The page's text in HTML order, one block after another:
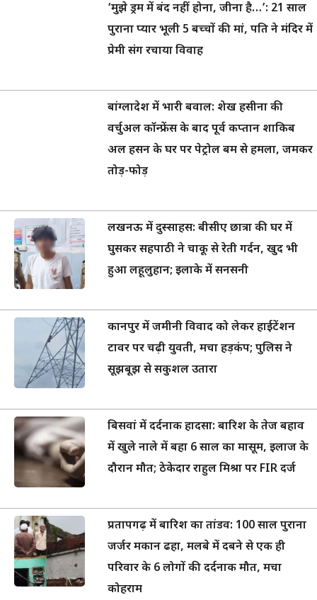
‘मुझे ड्रम में बंद नहीं होना, जीना है…’: 21 साल
पुराना प्यार भूली 5 बच्चों की मां, पति ने मंदिर में
प्रेमी संग रचाया विवाह
बांग्लादेश में भारी बवाल: शेख हसीना की
वर्चुअल कॉन्फ्रेंस के बाद पूर्व कप्तान शाकिब
अल हसन के घर पर पेट्रोल बम से हमला, जमकर
तोड़-फोड़
लखनऊ में दुस्साहस: बीसीए छात्रा की घर में
घुसकर सहपाठी ने चाकू से रेती गर्दन, खुद भी
हुआ लहूलुहान; इलाके में सनसनी
कानपुर में जमीनी विवाद को लेकर हाईटेंशन
टावर पर चढ़ी युवती, मचा हड़कंप; पुलिस ने
सूझबूझ से सकुशल उतारा
बिसवां में दर्दनाक हादसा: बारिश के तेज बहाव
में खुले नाले में बहा 6 साल का मासूम, इलाज के
दौरान मौत; ठेकेदार राहुल मिश्रा पर FIR दर्ज
प्रतापगढ़ में बारिश का तांडव: 100 साल पुराना
जर्जर मकान ढहा, मलबे में दबने से एक ही
परिवार के 6 लोगों की दर्दनाक मौत, मचा
कोहराम